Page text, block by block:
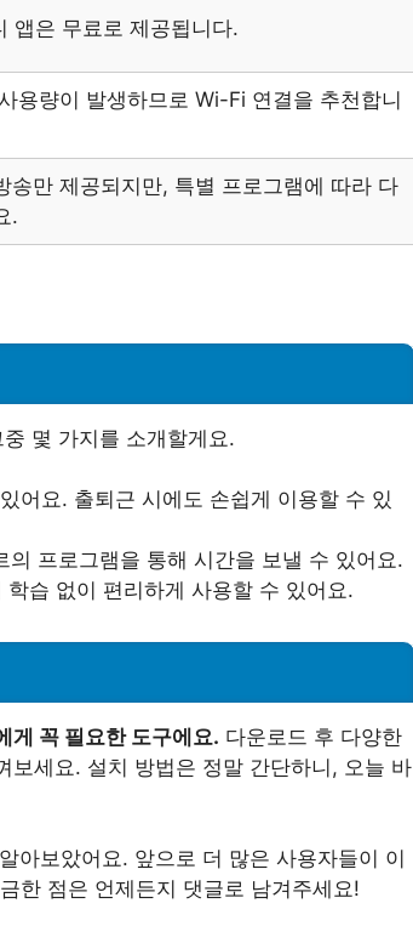
앱은 무료로 제공됩니다.
용량이 발생하므로 Wi-Fi 연결을 추천합니
송만 제공되지만, 특별 프로그램에 따라 다
.
몇 가지를 소개할게요.
어요. 출퇴근 시에도 손쉽게 이용할 수 있
프로그램을 통해 시간을 보낼 수 있어요.
습 없이 편리하게 사용할 수 있어요.
게 꼭 필요한 도구에요. 다운로드 후 다양한
보세요. 설치 방법은 정말 간단하니, 오늘 바
아보았어요. 앞으로 더 많은 사용자들이 이
한 점은 언제든지 댓글로 남겨주세요!